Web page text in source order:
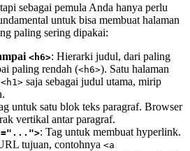
sebagai pemula Anda hanya perlu
untuk bisa membuat halaman
paling sering dipakai:
<h6>: Hierarki judul, dari paling
paling rendah (<h6>). Satu halaman
<h1> saja sebagai judul utama, mirip
untuk satu blok teks paragraf. Browser
vertikal antar paragraf.
: Tag untuk membuat hyperlink.
tujuan, contohnya <a